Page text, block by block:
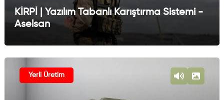
KİRPİ | Yazılım Tabanlı Karıştırma Sistemi -
Aselsan
Yerli Üretim